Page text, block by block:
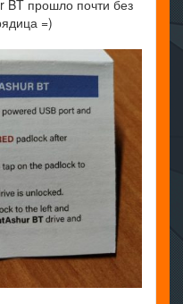
BT прошло почти без
=)